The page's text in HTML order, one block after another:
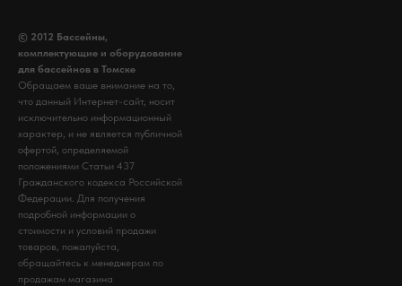
© 2012 Бассейны,
комплектующие и оборудование
для бассейнов в Томске
Обращаем ваше внимание на то,
что данный Интернет-сайт, носит
исключительно информационный
характер, и не является публичной
офертой, определяемой
положениями Статьи 437
Гражданского кодекса Российской
Федерации. Для получения
подробной информации о
стоимости и условий продажи
товаров, пожалуйста,
обращайтесь к менеджерам по
продажам магазина